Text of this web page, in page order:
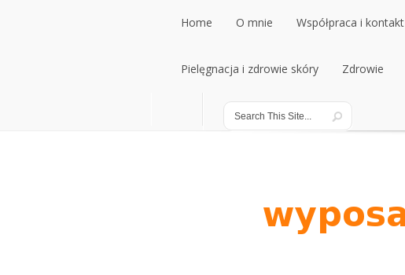
Home
Home
O mnie
O mnie
Współpraca i kontakt
Współpraca i kontakt
Pielęgnacja i zdrowie skóry
Pielęgnacja i zdrowie skóry
Zdrowie